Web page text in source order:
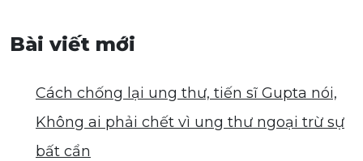
Bài viết mới
Cách chống lại ung thư, tiến sĩ Gupta nói,
Không ai phải chết vì ung thư ngoại trừ sự
bất cẩn